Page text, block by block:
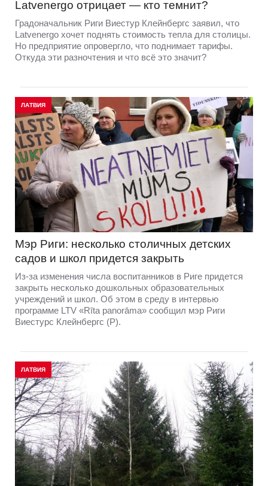
Latvenergo отрицает — кто темнит?
Градоначальник Риги Виестур Клейнбергс заявил, что
Latvenergo хочет поднять стоимость тепла для столицы.
Но предприятие опровергло, что поднимает тарифы.
Откуда эти разночтения и что всё это значит?
ЛАТВИЯ
Мэр Риги: несколько столичных детских
садов и школ придется закрыть
Из-за изменения числа воспитанников в Риге придется
закрыть несколько дошкольных образовательных
учреждений и школ. Об этом в среду в интервью
программе LTV «Rīta panorāma» сообщил мэр Риги
Виестурс Клейнбергс (P).
ЛАТВИЯ